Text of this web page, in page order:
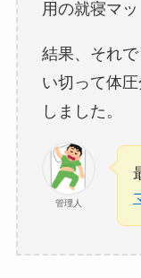
用の就寝マ
結果、それ
い切って体
しました。
管理人